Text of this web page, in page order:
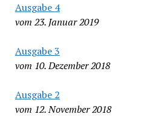
Ausgabe 4
vom 23. Januar 2019
Ausgabe 3
vom 10. Dezember 2018
Ausgabe 2
vom 12. November 2018